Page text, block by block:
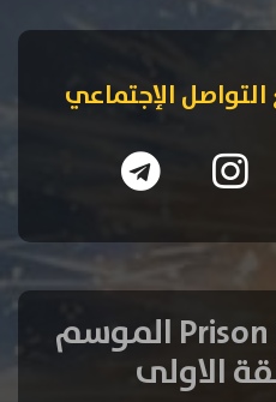
الإجتماعي
مسلسل Prison Break الموسم
الاولى